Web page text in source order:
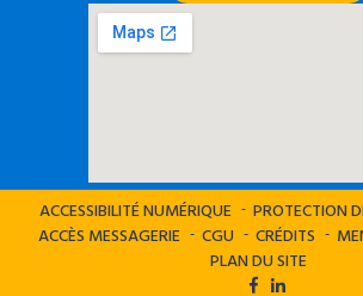
ACCESSIBILITÉ NUMÉRIQUE
PROTECTION
ACCÈS MESSAGERIE
CGU CRÉDITS
PLAN DU SITE